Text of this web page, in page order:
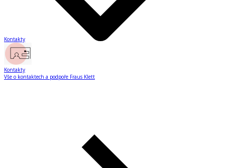
Kontakty
Kontakty
Vše o kontaktech a podpoře Fraus Klett